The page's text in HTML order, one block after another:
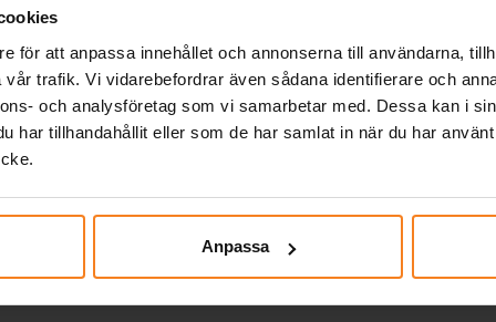
för att anpassa innehållet och annonserna till användarna,
trafik. Vi vidarebefordrar även sådana identifierare och
och analysföretag som vi samarbetar med. Dessa kan i
har tillhandahållit eller som de har samlat in när du har
Anpassa
KÖP
KÖP